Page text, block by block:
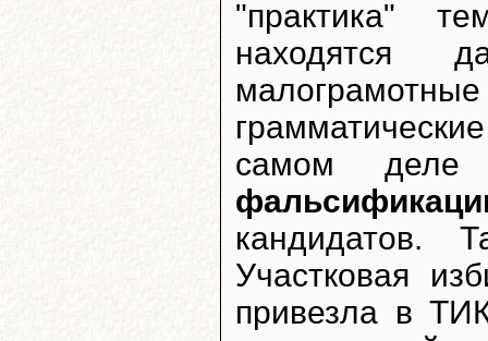
"практика"
находятся
самом
кандидатов.
Участковая
привезла в